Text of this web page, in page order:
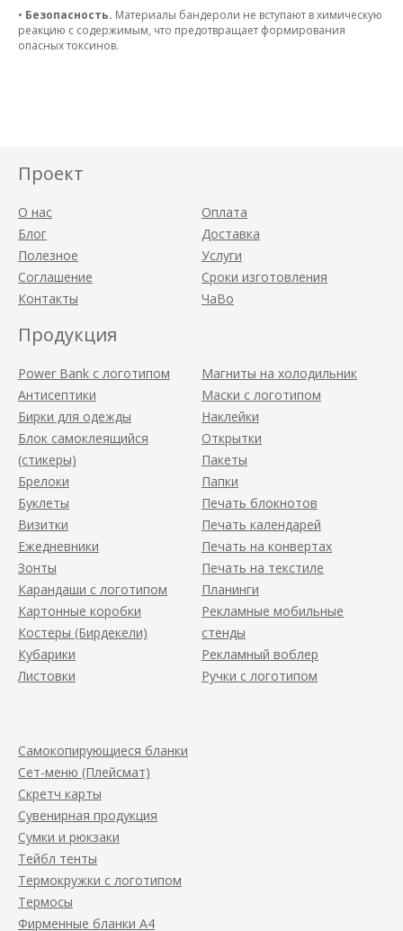
• Безопасность. Материалы бандероли не вступают в химическую
реакцию с содержимым, что предотвращает формирования
опасных токсинов.
Проект
О нас
Блог
Полезное
Соглашение
Контакты
Оплата
Доставка
Услуги
Сроки изготовления
ЧаВо
Продукция
Power Bank с логотипом
Антисептики
Бирки для одежды
Блок самоклеящийся
(стикеры)
Брелоки
Буклеты
Визитки
Ежедневники
Зонты
Карандаши с логотипом
Картонные коробки
Костеры (Бирдекели)
Кубарики
Листовки
Магниты на холодильник
Маски с логотипом
Наклейки
Открытки
Пакеты
Папки
Печать блокнотов
Печать календарей
Печать на конвертах
Печать на текстиле
Планинги
Рекламные мобильные
стенды
Рекламный воблер
Ручки с логотипом
Самокопирующиеся бланки
Сет-меню (Плейсмат)
Скретч карты
Сувенирная продукция
Сумки и рюкзаки
Тейбл тенты
Термокружки с логотипом
Термосы
Фирменные бланки А4